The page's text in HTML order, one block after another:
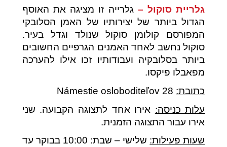
גלריית סוקול –גלרייה זו מציגה את האוסף
הגדול ביותר של יצירותיו של האמן הסלובקי
המפורסם קולומן סוקול שנולד וגדל בעיר.
סוקול נחשב לאחד האמנים הגרפיים החשובים
ביותר בסלובקיה ועבודותיו זכו אילו להערכה
מפאבלו פיקסו.
כתובת:
עלות כניסה: אירו אחד לתצוגה הקבועה. שני
אירו עבור התצוגה הזמנית.
שעות פעילות:
שלישי – שבת: 10:00 בבוקר עד